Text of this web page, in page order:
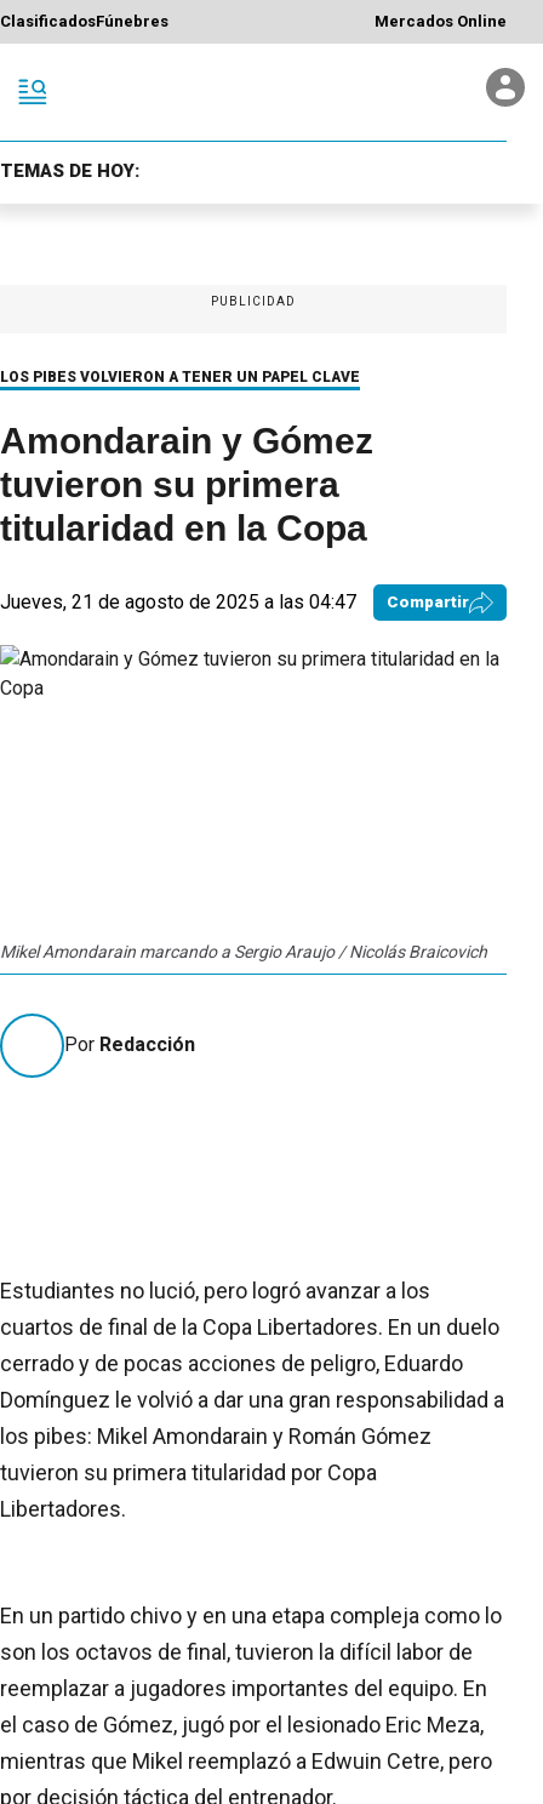
ClasificadosFúnebres Mercados Online
TEMAS DE HOY:
PUBLICIDAD
LOS PIBES VOLVIERON A TENER UN PAPEL CLAVE
Amondarain y Gómez
tuvieron su primera
titularidad en la Copa
Jueves, 21 de agosto de 2025 a las 04:47 Compartir
Mikel Amondarain marcando a Sergio Araujo / Nicolás Braicovich
Por Redacción
Estudiantes no lució, pero logró avanzar a los
cuartos de final de la Copa Libertadores. En un duelo
cerrado y de pocas acciones de peligro, Eduardo
Domínguez le volvió a dar una gran responsabilidad a
los pibes: Mikel Amondarain y Román Gómez
tuvieron su primera titularidad por Copa
Libertadores.
En un partido chivo y en una etapa compleja como lo
son los octavos de final, tuvieron la difícil labor de
reemplazar a jugadores importantes del equipo. En
el caso de Gómez, jugó por el lesionado Eric Meza,
mientras que Mikel reemplazó a Edwuin Cetre, pero
por decisión táctica del entrenador.